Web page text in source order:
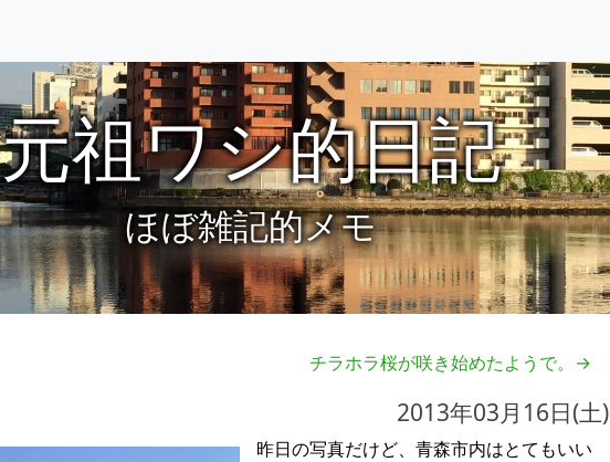
元祖ワシ的日記
ほぼ雑記的メモ
チラホラ桜が咲き始めたようで。→
2013年03月16日(土)
昨日の写真だけど、青森市内はとてもいい